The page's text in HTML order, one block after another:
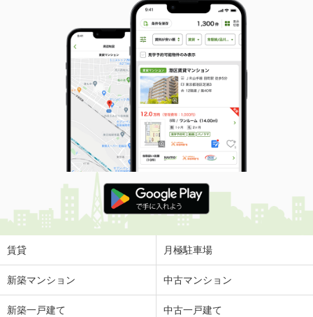
賃貸 月極駐車場
新築マンション 中古マンション
新築一戸建て 中古一戸建て